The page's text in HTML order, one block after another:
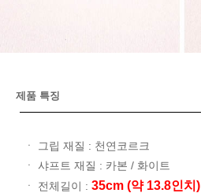
제품 특징
ㆍ 그립 재질 : 천연코르크
ㆍ 샤프트 재질 : 카본 / 화이트
ㆍ 전체길이 : 35cm (약 13.8인치)